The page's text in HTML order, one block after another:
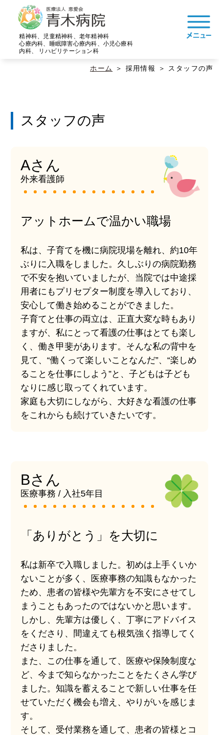
精神科、児童精神科、老年精神科
心療内科、睡眠障害心療内科、小児心療科
内科、 リハビリテーション科
ホーム 採用情報 スタッフの声
スタッフの声
Aさん
外来看護師
アットホームで温かい職場
私は、子育てを機に病院現場を離れ、約10年
ぶりに入職をしました。久しぶりの病院勤務
で不安を抱いていましたが、当院では中途採
用者にもプリセプター制度を導入しており、
安心して働き始めることができました。
子育てと仕事の両立は、正直大変な時もあり
ますが、私にとって看護の仕事はとても楽し
く、働き甲斐があります。そんな私の背中を
見て、“働くって楽しいことなんだ”、“楽しめ
ることを仕事にしよう”と、子どもは子ども
なりに感じ取ってくれています。
家庭も大切にしながら、大好きな看護の仕事
をこれからも続けていきたいです。
Bさん
医療事務 / 入社5年目
「ありがとう」を大切に
私は新卒で入職しました。初めは上手くいか
ないことが多く、医療事務の知識もなかった
ため、患者の皆様や先輩方を不安にさせてし
まうこともあったのではないかと思います。
しかし、先輩方は優しく、丁寧にアドバイス
をくださり、間違えても根気強く指導してく
ださりました。
また、この仕事を通して、医療や保険制度な
ど、今まで知らなかったことをたくさん学び
ました。知識を蓄えることで新しい仕事を任
せていただく機会も増え、やりがいを感じま
す。
そして、受付業務を通して、患者の皆様とコ